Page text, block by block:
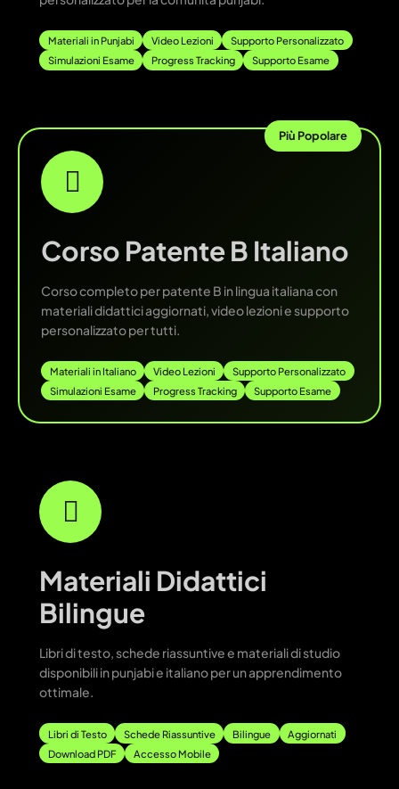
Materiali in Punjabi Video Lezioni
Supporto Personalizzato
Simulazioni Esame
Progress Tracking Supporto Esame
Più Popolare
Corso Patente B Italiano
Corso completo per patente B in lingua italiana con
materiali didattici aggiornati, video lezioni e supporto
personalizzato per tutti.
Materiali in Italiano Video Lezioni
Supporto Personalizzato
Simulazioni Esame
Progress Tracking Supporto Esame
Materiali Didattici
Bilingue
Libri di testo, schede riassuntive e materiali di studio
disponibili in punjabi e italiano per un apprendimento
ottimale.
Libri di Testo Schede Riassuntive Bilingue
Aggiornati
Download PDF
Accesso Mobile